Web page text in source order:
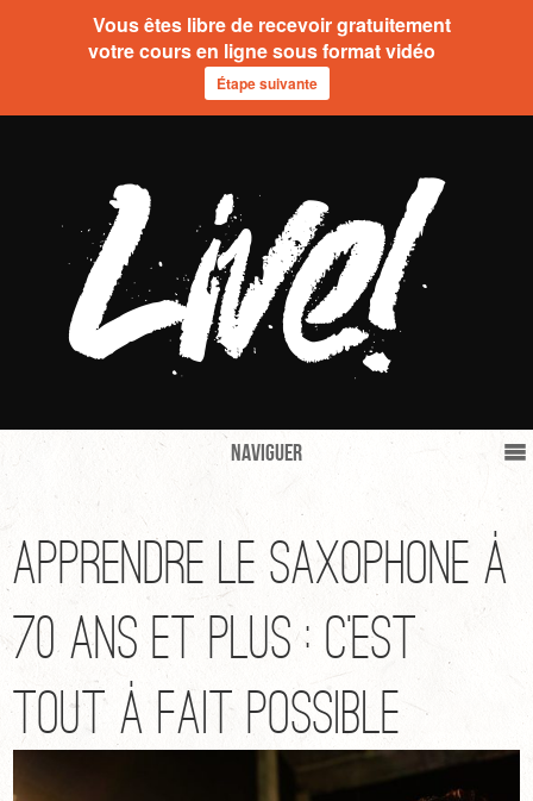
Naviguer
Apprendre le saxophone à
70 ans et plus : c’est
tout à fait possible
Vous êtes libre de recevoir gratuitement
votre cours en ligne sous format vidéo
Étape suivante